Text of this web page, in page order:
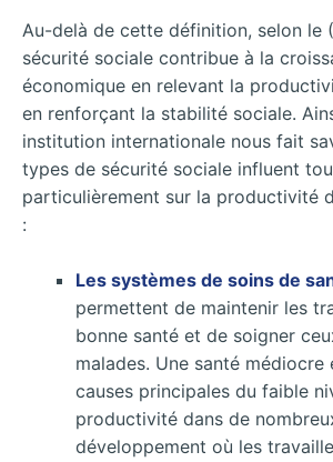
Au-delà de cette définition, selon le
sécurité sociale contribue à la
économique en relevant la
en renforçant la stabilité sociale.
institution internationale nous fait
types de sécurité sociale influent
particulièrement sur la productivité
:
Les systèmes de soins de
permettent de maintenir les
bonne santé et de soigner
malades. Une santé médiocre
causes principales du faible
productivité dans de
développement où les